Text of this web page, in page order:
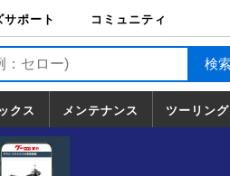
サポート
ポート
ジライ
険
ス
コミュニティ
クス
クス
キ
ーダ
ソン
ティ
アン
メンテナンス ツーリング